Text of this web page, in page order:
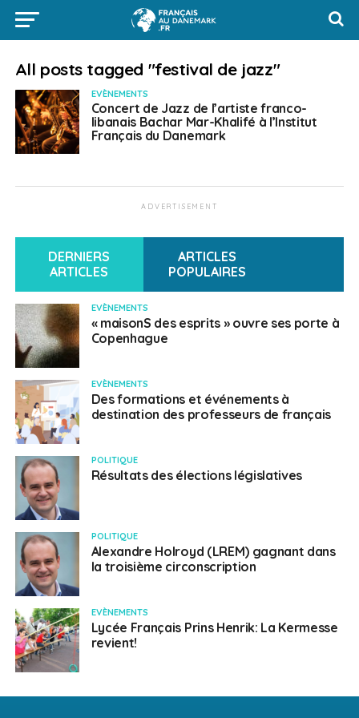
All posts tagged "festival de jazz"
EVÈNEMENTS
Concert de Jazz de l’artiste franco-
libanais Bachar Mar-Khalifé à l’Institut
Français du Danemark
ADVERTISEMENT
DERNIERS
ARTICLES
ARTICLES
POPULAIRES
EVÈNEMENTS
« maisonS des esprits » ouvre ses porte à
Copenhague
EVÈNEMENTS
Des formations et événements à
destination des professeurs de français
POLITIQUE
Résultats des élections législatives
POLITIQUE
Alexandre Holroyd (LREM) gagnant dans
la troisième circonscription
EVÈNEMENTS
Lycée Français Prins Henrik: La Kermesse
revient!